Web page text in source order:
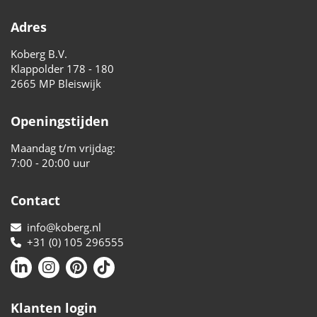
Adres
Koberg B.V.
Klappolder 178 - 180
2665 MP Bleiswijk
Openingstijden
Maandag t/m vrijdag:
7:00 - 20:00 uur
Contact
info@koberg.nl
+31 (0) 105 296555
Klanten login